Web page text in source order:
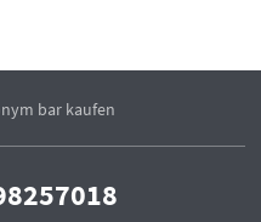
bar kaufen